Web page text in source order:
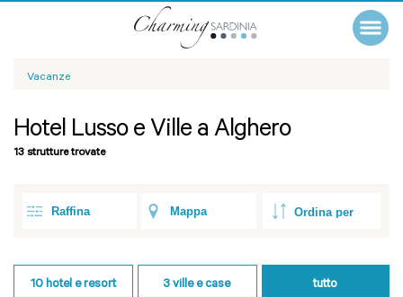
Vacanze
Hotel Lusso e Ville a Alghero
13 strutture trovate
Raffina Mappa
10hotel e resort 3 ville e case tutto